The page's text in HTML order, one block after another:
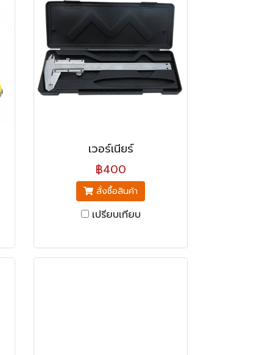
เวอร์เนียร์
฿400
สั่งซื้อสินค้า
เปรียบเทียบ